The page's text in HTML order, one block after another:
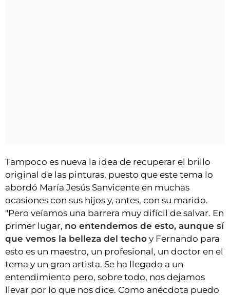
Tampoco es nueva la idea de recuperar el brillo
original de las pinturas, puesto que este tema lo
abordó María Jesús Sanvicente en muchas
ocasiones con sus hijos y, antes, con su marido.
"Pero veíamos una barrera muy difícil de salvar. En
primer lugar, no entendemos de esto, aunque sí
que vemos la belleza del techo y Fernando para
esto es un maestro, un profesional, un doctor en el
tema y un gran artista. Se ha llegado a un
entendimiento pero, sobre todo, nos dejamos
llevar por lo que nos dice. Como anécdota puedo